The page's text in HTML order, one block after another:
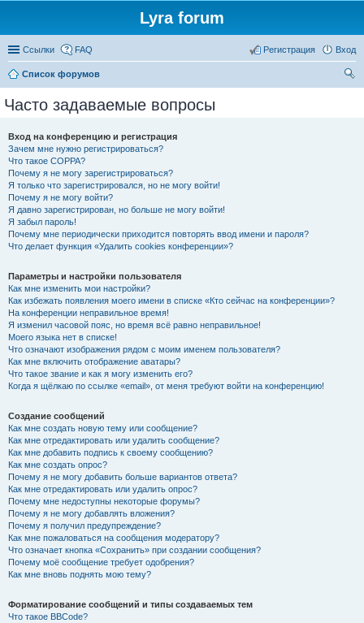
Lyra forum
Ссылки FAQ Вход
Регистрация
Список форумов
Часто задаваемые вопросы
Вход на конференцию и регистрация
Зачем мне нужно регистрироваться?
Что такое COPPA?
Почему я не могу зарегистрироваться?
Я только что зарегистрировался, но не могу войти!
Почему я не могу войти?
Я давно зарегистрирован, но больше не могу войти!
Я забыл пароль!
Почему мне периодически приходится повторять ввод имени и пароля?
Что делает функция «Удалить cookies конференции»?
Параметры и настройки пользователя
Как мне изменить мои настройки?
Как избежать появления моего имени в списке «Кто сейчас на конференции»?
На конференции неправильное время!
Я изменил часовой пояс, но время всё равно неправильное!
Моего языка нет в списке!
Что означают изображения рядом с моим именем пользователя?
Как мне включить отображение аватары?
Что такое звание и как я могу изменить его?
Когда я щёлкаю по ссылке «email», от меня требуют войти на конференцию!
Создание сообщений
Как мне создать новую тему или сообщение?
Как мне отредактировать или удалить сообщение?
Как мне добавить подпись к своему сообщению?
Как мне создать опрос?
Почему я не могу добавить больше вариантов ответа?
Как мне отредактировать или удалить опрос?
Почему мне недоступны некоторые форумы?
Почему я не могу добавлять вложения?
Почему я получил предупреждение?
Как мне пожаловаться на сообщения модератору?
Что означает кнопка «Сохранить» при создании сообщения?
Почему моё сообщение требует одобрения?
Как мне вновь поднять мою тему?
Форматирование сообщений и типы создаваемых тем
Что такое BBCode?